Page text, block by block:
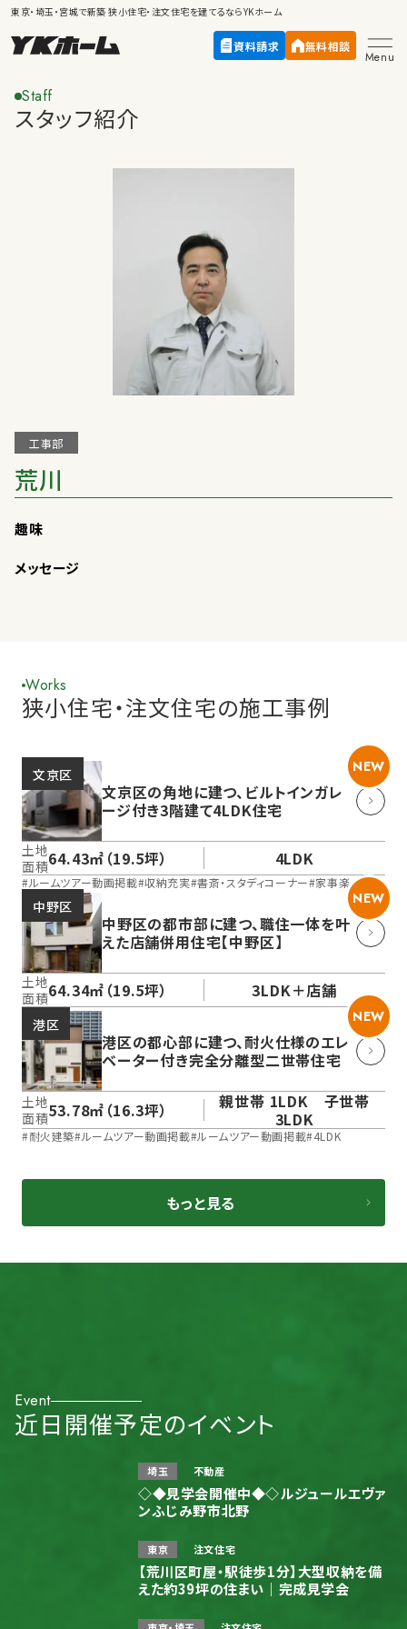
東京・埼玉・宮城で新築 狭小住宅・注文住宅を建てるならYKホーム
資料請求 無料相談
Menu
Staff
スタッフ紹介
工事部
荒川
趣味
メッセージ
Works
狭小住宅・注文住宅の施工事例
文京区 NEW
文京区の角地に建つ、ビルトインガレ
ージ付き3階建て4LDK住宅
土地
面積64.43㎡（19.5坪） 4LDK
#ルームツアー動画掲載#収納充実#書斎・スタディコーナー#家事楽
中野区 NEW
中野区の都市部に建つ、職住一体を叶
えた店舗併用住宅【中野区】
土地
面積64.34㎡（19.5坪） 3LDK＋店舗
港区 NEW
港区の都心部に建つ、耐火仕様のエレ
ベーター付き完全分離型二世帯住宅
土地
面積53.78㎡（16.3坪）
親世帯 1LDK 子世帯
3LDK
#耐火建築#ルームツアー動画掲載#ルームツアー動画掲載#4LDK
もっと見る
Event
近日開催予定のイベント
埼玉 不動産
◇◆見学会開催中◆◇ルジュールエヴァ
ンふじみ野市北野
東京 注文住宅
【荒川区町屋・駅徒歩1分】大型収納を備
えた約39坪の住まい｜完成見学会